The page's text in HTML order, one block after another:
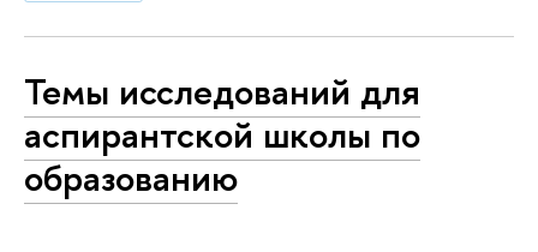
Темы исследований для
аспирантской школы по
образованию